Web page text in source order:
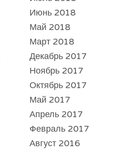
Июнь 2018
Май 2018
Март 2018
Декабрь 2017
Ноябрь 2017
Октябрь 2017
Май 2017
Апрель 2017
Февраль 2017
Август 2016